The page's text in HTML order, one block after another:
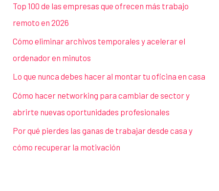
Top 100 de las empresas que ofrecen más trabajo
remoto en 2026
Cómo eliminar archivos temporales y acelerar el
ordenador en minutos
Lo que nunca debes hacer al montar tu oficina en casa
Cómo hacer networking para cambiar de sector y
abrirte nuevas oportunidades profesionales
Por qué pierdes las ganas de trabajar desde casa y
cómo recuperar la motivación